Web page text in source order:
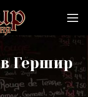
Гершир